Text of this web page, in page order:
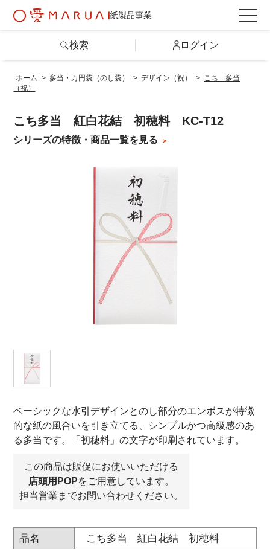
紙製品事業
詳しい条件から探す
オンラインショップ
卸売業・小売業のお客様
企業情報
検索 ログイン
ホーム > 多当・万円袋（のし袋） > デザイン（祝） >
こち 多当
（祝）
こち多当 紅白花結 初穂料 KC-T12
シリーズの特徴・商品一覧を見る
ベーシックな水引デザインとのし部分のエンボスが特徴
的な紙の風合いを引き立てる、シンプルかつ高級感のあ
る多当です。「初穂料」の文字が印刷されています。
この商品は販促にお使いいただける
店頭用POPをご用意しています。
担当営業までお問い合わせください。
品名
こち多当 紅白花結 初穂料